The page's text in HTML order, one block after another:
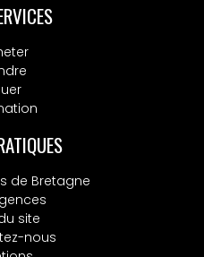
de Bretagne
site
nous